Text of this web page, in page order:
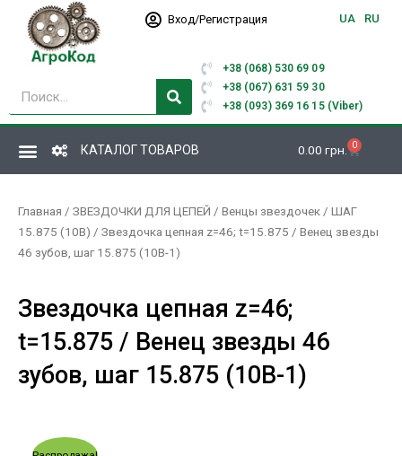
Перейти
содержимому
Вход/Регистрация UA RU
Поиск
+38 (068) 530 69 09
+38 (067) 631 59 30
+38 (093) 369 16 15 (Viber)
КАТАЛОГ ТОВАРОВ 0.00 грн. 0
Корзина
Главная / ЗВЕЗДОЧКИ ДЛЯ ЦЕПЕЙ / Венцы звездочек / ШАГ
15.875 (10В) / Звездочка цепная z=46; t=15.875 / Венец звезды
46 зубов, шаг 15.875 (10В-1)
Звездочка цепная z=46;
t=15.875 / Венец звезды 46
зубов, шаг 15.875 (10В-1)